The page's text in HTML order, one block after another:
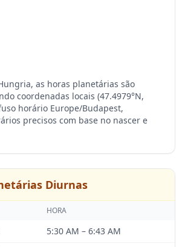
as horas planetárias são
coordenadas locais (47.4979°N,
horário Europe/Budapest,
precisos com base no nascer e
Diurnas
HORA
5:30 AM – 6:43 AM